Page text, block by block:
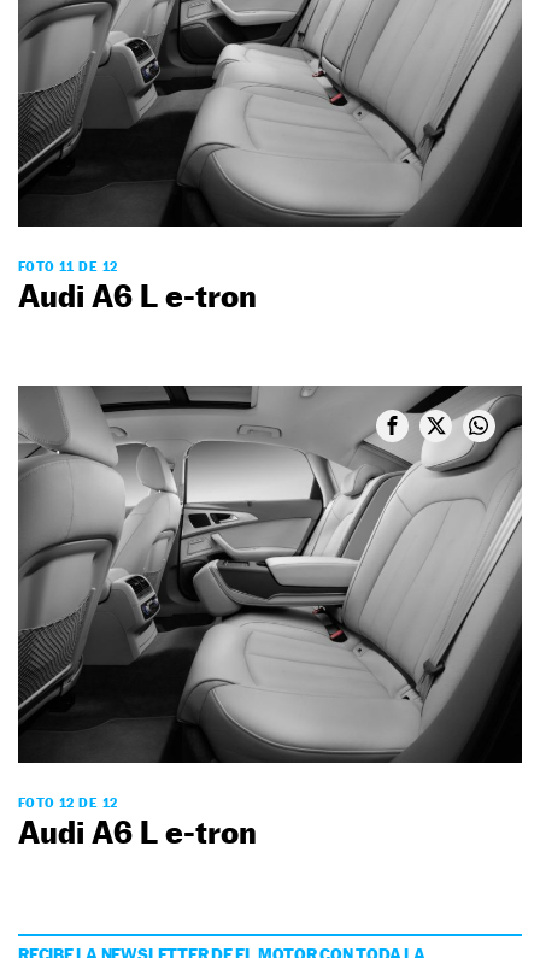
FOTO 11 DE 12
Audi A6 L e-tron
FOTO 12 DE 12
Audi A6 L e-tron
RECIBE LA NEWSLETTER DE EL MOTOR CON TODA LA